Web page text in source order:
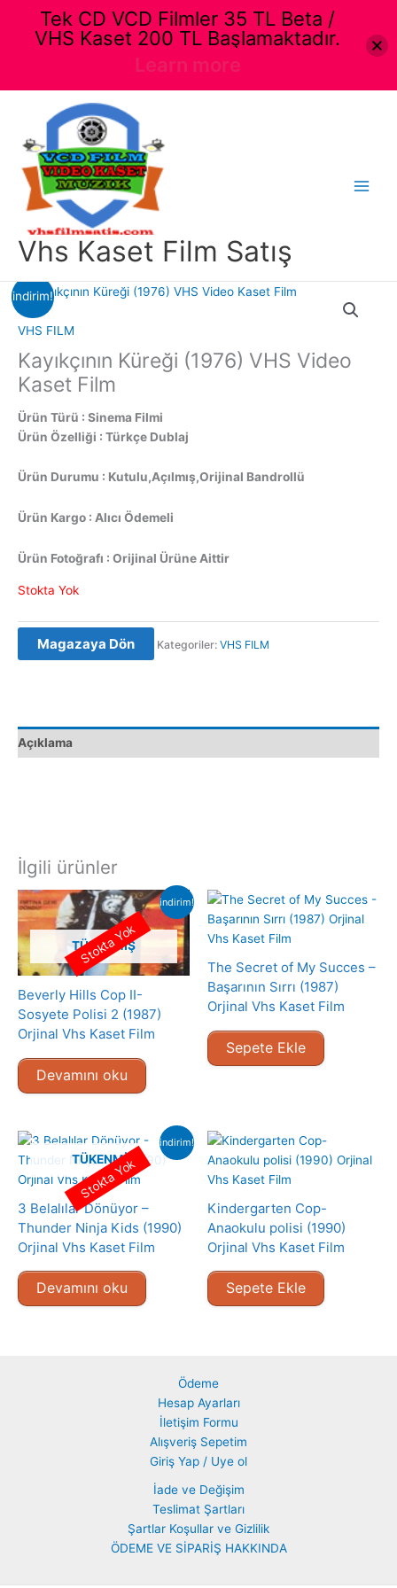
Vhs Kaset Film Satış
indirim!
VHS FILM
Kayıkçının Küreği (1976) VHS Video
Kaset Film
Ürün Türü : Sinema Filmi
Ürün Özelliği : Türkçe Dublaj
Ürün Durumu : Kutulu,Açılmış,Orijinal Bandrollü
Ürün Kargo : Alıcı Ödemeli
Ürün Fotoğrafı : Orijinal Ürüne Aittir
Stokta Yok
Magazaya Dön Kategoriler: VHS FILM
Açıklama
İlgili ürünler
indirim!
TÜKENMIŞ
Beverly Hills Cop II-
Sosyete Polisi 2 (1987)
Orjinal Vhs Kaset Film
Devamını oku
Stokta Yok
The Secret of My Succes –
Başarının Sırrı (1987)
Orjinal Vhs Kaset Film
Sepete Ekle
indirim!
TÜKENMIŞ
3 Belalılar Dönüyor –
Thunder Ninja Kids (1990)
Orjinal Vhs Kaset Film
Devamını oku
Stokta Yok
Kindergarten Cop-
Anaokulu polisi (1990)
Orjinal Vhs Kaset Film
Sepete Ekle
Ödeme
Hesap Ayarları
İletişim Formu
Alışveriş Sepetim
Giriş Yap / Uye ol
İade ve Değişim
Teslimat Şartları
Şartlar Koşullar ve Gizlilik
ÖDEME VE SİPARİŞ HAKKINDA
Tek CD VCD Filmler 35 TL Beta /
VHS Kaset 200 TL Başlamaktadır.
Learn more